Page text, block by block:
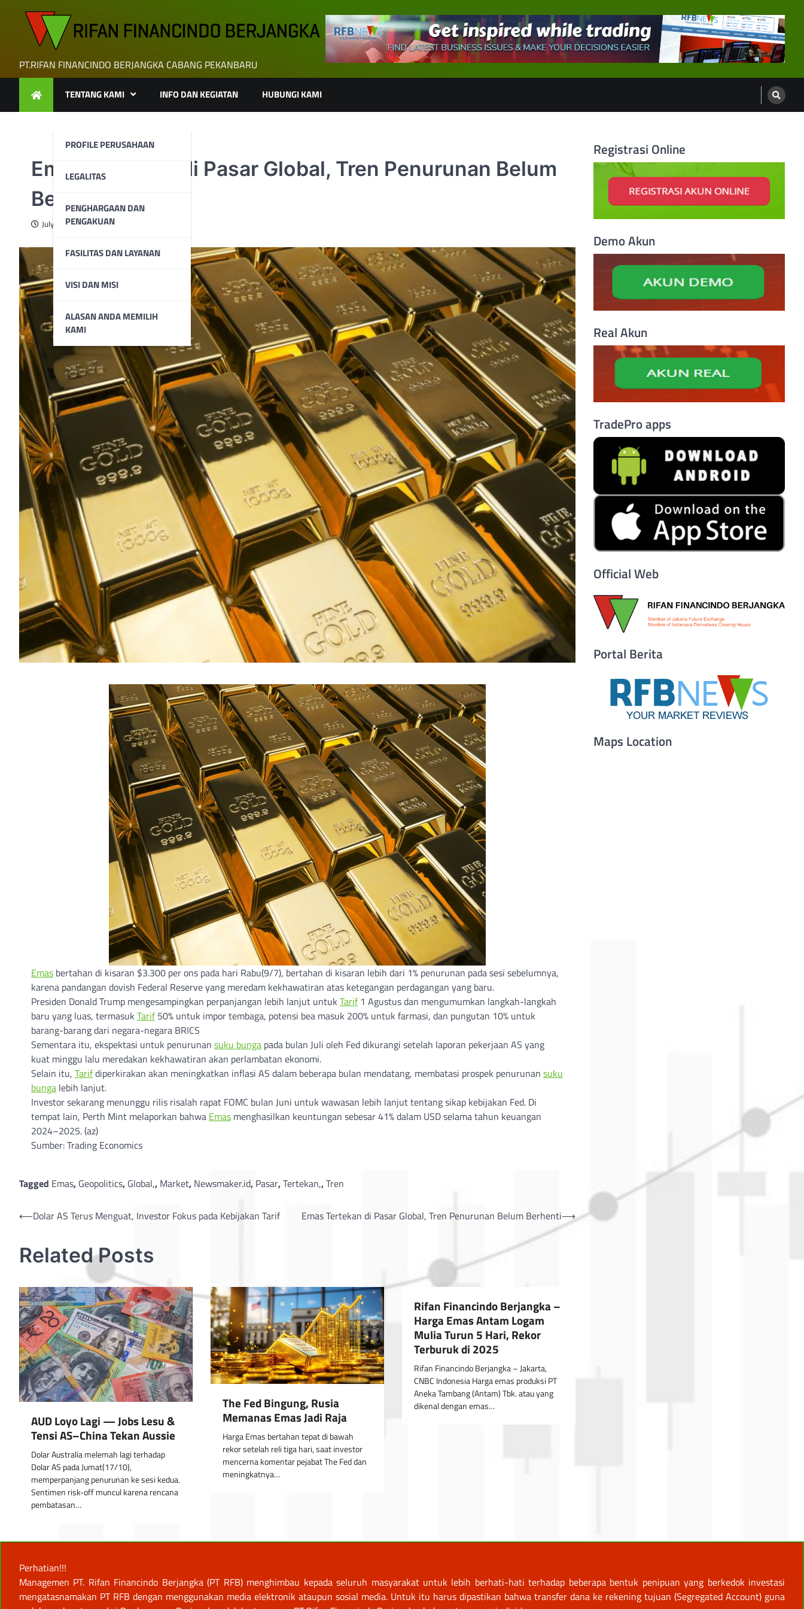
PT.RIFAN FINANCINDO BERJANGKA CABANG PEKANBARU
TENTANG KAMI
PROFILE PERUSAHAAN
LEGALITAS
PENGHARGAAN DAN
PENGAKUAN
FASILITAS DAN LAYANAN
VISI DAN MISI
ALASAN ANDA MEMILIH
KAMI
INFO DAN KEGIATAN HUBUNGI KAMI
Emas Tertekan di Pasar Global, Tren Penurunan Belum
Berhenti
July 9, 2025
Emas bertahan di kisaran $3.300 per ons pada hari Rabu(9/7), bertahan di kisaran lebih dari 1% penurunan pada sesi sebelumnya,
karena pandangan dovish Federal Reserve yang meredam kekhawatiran atas ketegangan perdagangan yang baru.
Presiden Donald Trump mengesampingkan perpanjangan lebih lanjut untuk Tarif1 Agustus dan mengumumkan langkah-langkah
baru yang luas, termasuk Tarif50% untuk impor tembaga, potensi bea masuk 200% untuk farmasi, dan pungutan 10% untuk
barang-barang dari negara-negara BRICS
Sementara itu, ekspektasi untuk penurunan suku bunga pada bulan Juli oleh Fed dikurangi setelah laporan pekerjaan AS yang
kuat minggu lalu meredakan kekhawatiran akan perlambatan ekonomi.
Selain itu, Tarifdiperkirakan akan meningkatkan inflasi AS dalam beberapa bulan mendatang, membatasi prospek penurunan suku
bunga lebih lanjut.
Investor sekarang menunggu rilis risalah rapat FOMC bulan Juni untuk wawasan lebih lanjut tentang sikap kebijakan Fed. Di
tempat lain, Perth Mint melaporkan bahwa Emas menghasilkan keuntungan sebesar 41% dalam USD selama tahun keuangan
2024–2025. (az)
Sumber: Trading Economics
Tagged Emas, Geopolitics, Global,, Market, Newsmaker.id, Pasar,Tertekan,,Tren
Post
⟵Dolar AS Terus Menguat, Investor Fokus pada Kebijakan Tarif Emas Tertekan di Pasar Global, Tren Penurunan Belum Berhenti⟶
Related Posts
AUD Loyo Lagi — Jobs Lesu &
Tensi AS–China Tekan Aussie
Dolar Australia melemah lagi terhadap
Dolar AS pada Jumat(17/10),
memperpanjang penurunan ke sesi kedua.
Sentimen risk-off muncul karena rencana
pembatasan…
The Fed Bingung, Rusia
Memanas Emas Jadi Raja
Harga Emas bertahan tepat di bawah
rekor setelah reli tiga hari, saat investor
mencerna komentar pejabat The Fed dan
meningkatnya…
Rifan Financindo Berjangka –
Harga Emas Antam Logam
Mulia Turun 5 Hari, Rekor
Terburuk di 2025
Rifan Financindo Berjangka – Jakarta,
CNBC Indonesia Harga emas produksi PT
Aneka Tambang (Antam) Tbk. atau yang
dikenal dengan emas…
Registrasi Online
Demo Akun
Real Akun
TradePro apps
Official Web
Portal Berita
Maps Location
Perhatian!!!
Managemen PT. Rifan Financindo Berjangka (PT RFB) menghimbau kepada seluruh masyarakat untuk lebih berhati-hati terhadap beberapa bentuk penipuan yang berkedok investasi
mengatasnamakan PT RFB dengan menggunakan media elektronik ataupun sosial media. Untuk itu harus dipastikan bahwa transfer dana ke rekening tujuan (Segregated Account) guna